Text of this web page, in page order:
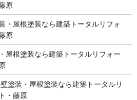
原
・屋根塗装なら建築トータルリフォ
原
屋根塗装なら建築トータルリフォー
塗装・屋根塗装なら建築トータルリ
・藤原